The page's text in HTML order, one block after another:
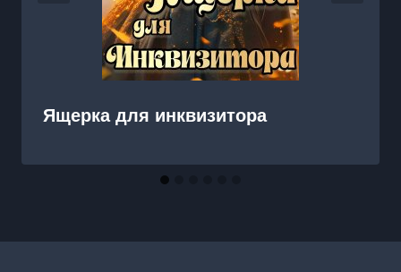
Ящерка для инквизитора